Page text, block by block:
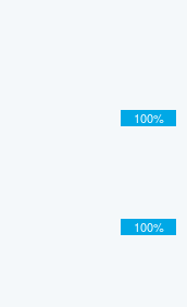
100%
100%